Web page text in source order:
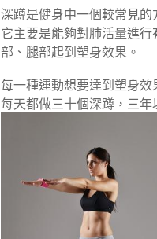
深蹲是健身中一個較常見的
它主要是能夠對肺活量進
部、腿部起到塑身效果。
每一種運動想要達到塑身
每天都做三十個深蹲，三